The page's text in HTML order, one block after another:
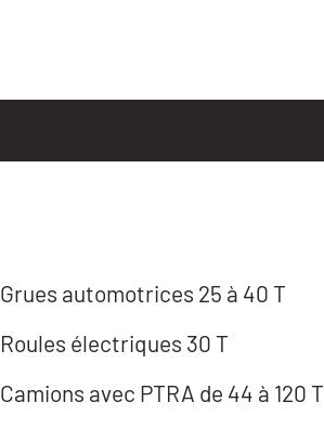
Grues automotrices 25 à 40 T
Roules électriques 30 T
Camions avec PTRA de 44 à 120 T